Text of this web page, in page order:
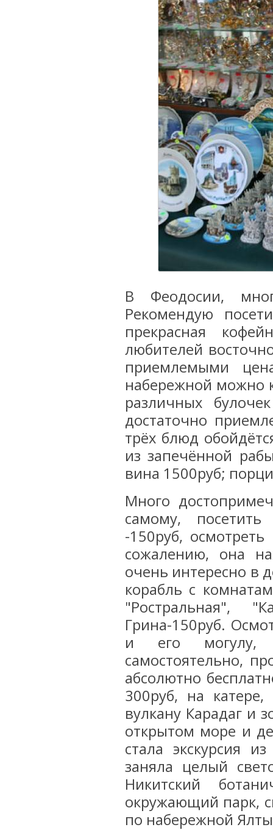
В Феодосии,
Рекомендую
прекрасная
любителей
приемлемыми
набережной можно
различных
достаточно
трёх блюд
из запечённой
вина 1500руб;
Много
самому, посетить
-150руб,
сожалению, она
очень интересно в
корабль с
"Ростральная",
Грина-150руб.
и его могулу,
самостоятельно,
абсолютно
300руб, на
вулкану Карадаг и
открытом море и
стала экскурсия
заняла целый
Никитский
окружающий парк,
по набережной